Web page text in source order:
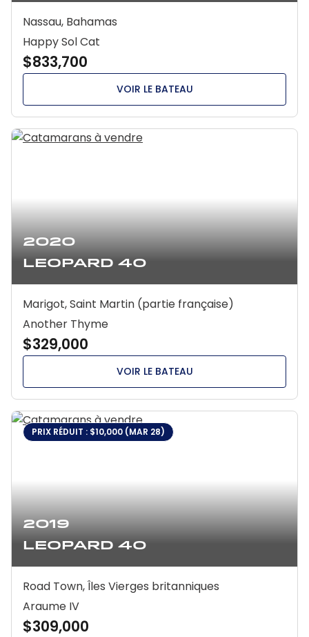
Nassau, Bahamas
Happy Sol Cat
$833,700
VOIR LE BATEAU
2020
Leopard 40
Marigot, Saint Martin (partie française)
Another Thyme
$329,000
VOIR LE BATEAU
2019
Leopard 40
PRIX RÉDUIT : $10,000 (MAR 28)
Road Town, Îles Vierges britanniques
Araume IV
$309,000